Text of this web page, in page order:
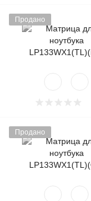
Продано
Продано